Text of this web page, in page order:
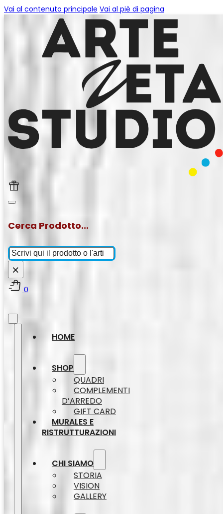
Vai al contenuto principale Vai al piè di pagina
Cerca Prodotto...
Cerca
×
0
HOME
SHOP
QUADRI
COMPLEMENTI
D’ARREDO
GIFT CARD
MURALES E
RISTRUTTURAZIONI
CHI SIAMO
STORIA
VISION
GALLERY